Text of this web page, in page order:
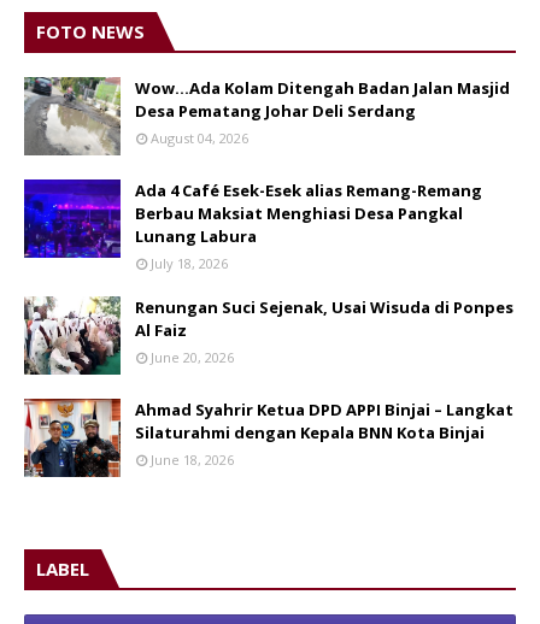
FOTO NEWS
Wow...Ada Kolam Ditengah Badan Jalan Masjid
Desa Pematang Johar Deli Serdang
August 04, 2026
Ada 4 Café Esek-Esek alias Remang-Remang
Berbau Maksiat Menghiasi Desa Pangkal
Lunang Labura
July 18, 2026
Renungan Suci Sejenak, Usai Wisuda di Ponpes
Al Faiz
June 20, 2026
Ahmad Syahrir Ketua DPD APPI Binjai – Langkat
Silaturahmi dengan Kepala BNN Kota Binjai
June 18, 2026
LABEL